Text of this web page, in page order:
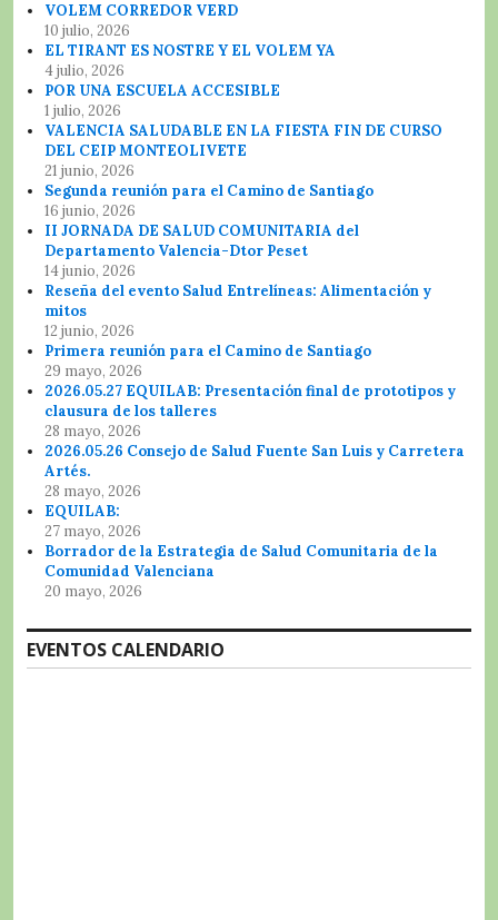
VOLEM CORREDOR VERD
10 julio, 2026
EL TIRANT ES NOSTRE Y EL VOLEM YA
4 julio, 2026
POR UNA ESCUELA ACCESIBLE
1 julio, 2026
VALENCIA SALUDABLE EN LA FIESTA FIN DE CURSO
DEL CEIP MONTEOLIVETE
21 junio, 2026
Segunda reunión para el Camino de Santiago
16 junio, 2026
II JORNADA DE SALUD COMUNITARIA del
Departamento Valencia-Dtor Peset
14 junio, 2026
Reseña del evento Salud Entrelíneas: Alimentación y
mitos
12 junio, 2026
Primera reunión para el Camino de Santiago
29 mayo, 2026
2026.05.27 EQUILAB: Presentación final de prototipos y
clausura de los talleres
28 mayo, 2026
2026.05.26 Consejo de Salud Fuente San Luis y Carretera
Artés.
28 mayo, 2026
EQUILAB:
27 mayo, 2026
Borrador de la Estrategia de Salud Comunitaria de la
Comunidad Valenciana
20 mayo, 2026
EVENTOS CALENDARIO